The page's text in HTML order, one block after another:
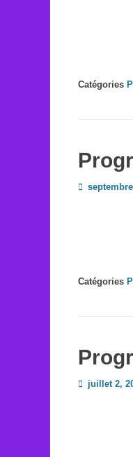
Catégories
Posted
Catégories
Posted
juillet 2,